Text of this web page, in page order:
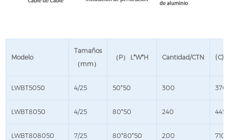
Modelo
Tamaños
（mm）
（P） L*W*H Cantidad/CTN (C)
LWBT5050 4/25 50*50 300
LWBT8050 4/25 80*50 240
LWBT808050 7/25 80*80*50 200